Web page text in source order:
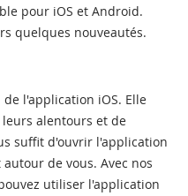
pour iOS et Android.
quelques nouveautés.
l'application iOS. Elle
alentours et de
suffit d'ouvrir l'application
de vous. Avec nos
utiliser l'application